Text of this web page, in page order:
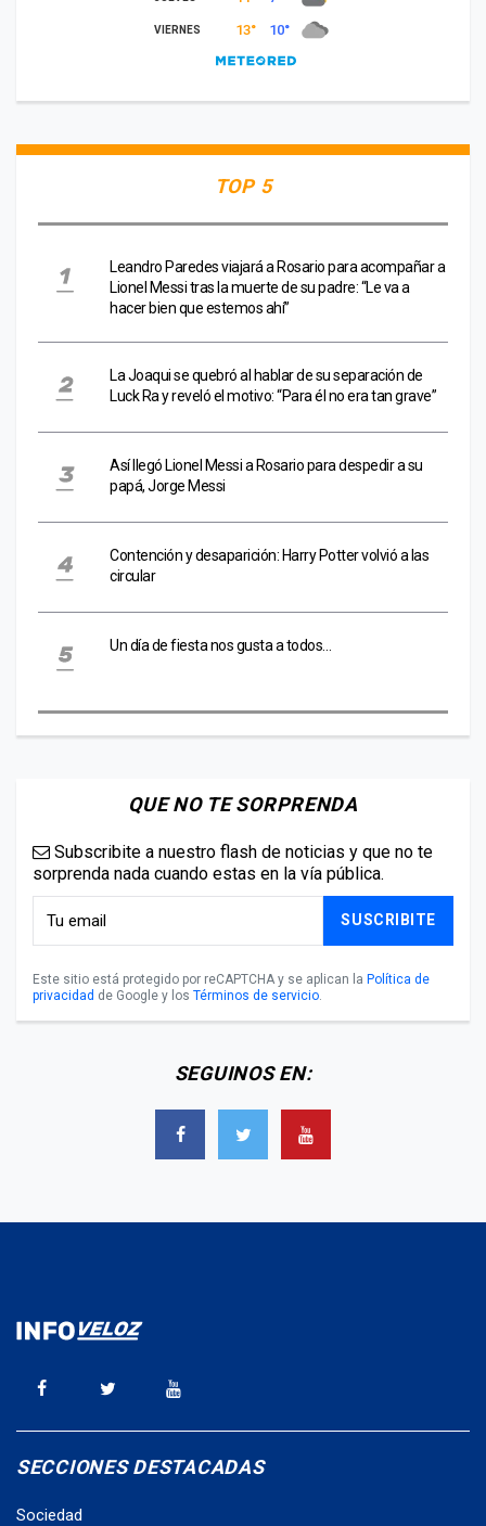
TOP 5
Leandro Paredes viajará a Rosario para acompañar a
Lionel Messi tras la muerte de su padre: “Le va a
hacer bien que estemos ahí”
La Joaqui se quebró al hablar de su separación de
Luck Ra y reveló el motivo: “Para él no era tan grave”
Así llegó Lionel Messi a Rosario para despedir a su
papá, Jorge Messi
Contención y desaparición: Harry Potter volvió a las
circular
Un día de fiesta nos gusta a todos…
QUE NO TE SORPRENDA
Subscribite a nuestro flash de noticias y que no te
sorprenda nada cuando estas en la vía pública.
SUSCRIBITE
Este sitio está protegido por reCAPTCHA y se aplican la Política de
privacidad de Google y los Términos de servicio.
SEGUINOS EN:
SECCIONES DESTACADAS
Sociedad